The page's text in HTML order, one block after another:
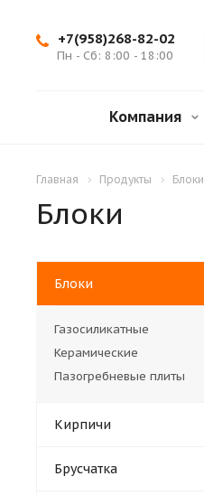
+7(958)268-82-02
Пн - Сб: 8:00 - 18:00
Компания
Главная Продукты Блоки
Блоки
Блоки
Газосиликатные
Керамические
Пазогребневые плиты
Кирпичи
Брусчатка